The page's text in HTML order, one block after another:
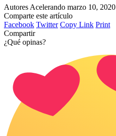
Autores Acelerando marzo 10, 2020
Comparte este artículo
Facebook Twitter Copy Link Print
Compartir
¿Qué opinas?